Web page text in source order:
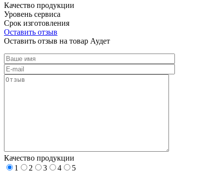
Качество продукции
Уровень сервиса
Срок изготовления
Оставить отзыв
Оставить отзыв на товар Аудет
Качество продукции
1
2 3 4
5